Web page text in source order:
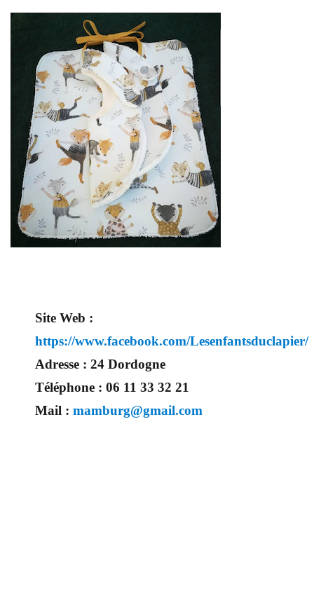
Site Web :
https://www.facebook.com/Lesenfantsduclapier/
Adresse : 24 Dordogne
Téléphone : 06 11 33 32 21
Mail : mamburg@gmail.com